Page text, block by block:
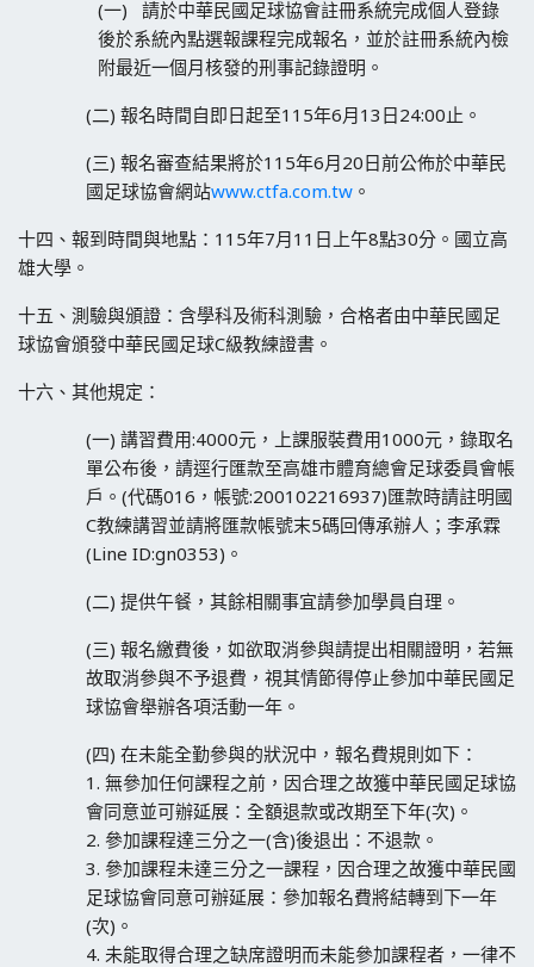
(一) 請於中華民國足球協會註冊系統完成個人登錄
後於系統內點選報課程完成報名，並於註冊系統內檢
附最近一個月核發的刑事記錄證明。
(二) 報名時間自即日起至115年6月13日24:00止。
(三) 報名審查結果將於115年6月20日前公佈於中華民
國足球協會網站www.ctfa.com.tw。
十四、報到時間與地點：115年7月11日上午8點30分。國立高
雄大學。
十五、測驗與頒證：含學科及術科測驗，合格者由中華民國足
球協會頒發中華民國足球C級教練證書。
十六、其他規定：
(一) 講習費用:4000元，上課服裝費用1000元，錄取名
單公布後，請逕行匯款至高雄市體育總會足球委員會帳
戶。(代碼016，帳號:200102216937)匯款時請註明國
C教練講習並請將匯款帳號末5碼回傳承辦人；李承霖
(Line ID:gn0353)。
(二) 提供午餐，其餘相關事宜請參加學員自理。
(三) 報名繳費後，如欲取消參與請提出相關證明，若無
故取消參與不予退費，視其情節得停止參加中華民國足
球協會舉辦各項活動一年。
(四) 在未能全勤參與的狀況中，報名費規則如下：
1. 無參加任何課程之前，因合理之故獲中華民國足球協
會同意並可辦延展：全額退款或改期至下年(次)。
2. 參加課程達三分之一(含)後退出：不退款。
3. 參加課程未達三分之一課程，因合理之故獲中華民國
足球協會同意可辦延展：參加報名費將結轉到下一年
(次)。
4. 未能取得合理之缺席證明而未能參加課程者，一律不